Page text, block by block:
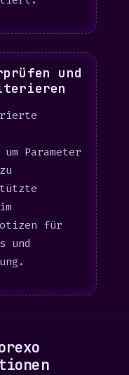
und
um Parameter
für
und